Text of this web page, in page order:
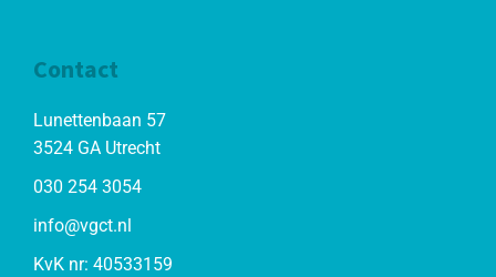
Contact
Lunettenbaan 57
3524 GA Utrecht
030 254 3054
info@vgct.nl
KvK nr: 40533159